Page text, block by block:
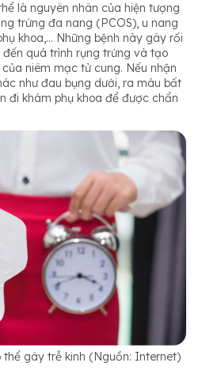
là nguyên nhân của hiện tượng
trứng đa nang (PCOS), u nang
khoa,… Những bệnh này gây rối
quá trình rụng trứng và tạo
niêm mạc tử cung. Nếu nhận
như đau bụng dưới, ra máu bất
đi khám phụ khoa để được chẩn
thể gây trễ kinh (Nguồn: Internet)